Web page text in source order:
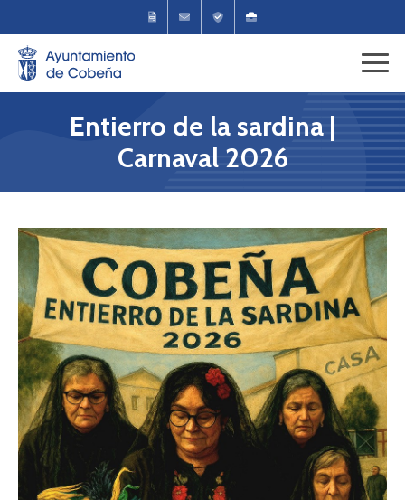
Entierro de la sardina |
Carnaval 2026